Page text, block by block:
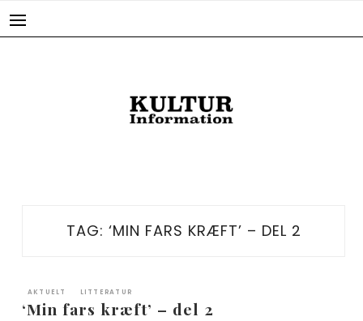
TAG: ‘MIN FARS KRÆFT’ – DEL 2
AKTUELT LITTERATUR
‘Min fars kræft’ – del 2